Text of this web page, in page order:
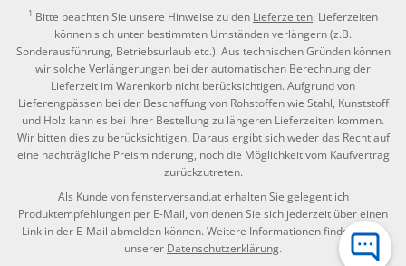
1 Bitte beachten Sie unsere Hinweise zu den Lieferzeiten. Lieferzeiten
können sich unter bestimmten Umständen verlängern (z.B.
Sonderausführung, Betriebsurlaub etc.). Aus technischen Gründen können
wir solche Verlängerungen bei der automatischen Berechnung der
Lieferzeit im Warenkorb nicht berücksichtigen. Aufgrund von
Lieferengpässen bei der Beschaffung von Rohstoffen wie Stahl, Kunststoff
und Holz kann es bei Ihrer Bestellung zu längeren Lieferzeiten kommen.
Wir bitten dies zu berücksichtigen. Daraus ergibt sich weder das Recht auf
eine nachträgliche Preisminderung, noch die Möglichkeit vom Kaufvertrag
zurückzutreten.
Als Kunde von fensterversand.at erhalten Sie gelegentlich
Produktempfehlungen per E-Mail, von denen Sie sich jederzeit über einen
Link in der E-Mail abmelden können. Weitere Informationen finden Sie in
unserer Datenschutzerklärung.